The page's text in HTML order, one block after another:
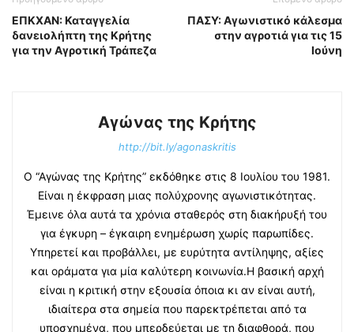
ΕΠΚΧΑΝ: Καταγγελία
δανειολήπτη της Κρήτης
για την Αγροτική Τράπεζα
ΠΑΣΥ: Αγωνιστικό κάλεσμα
στην αγροτιά για τις 15
Ιούνη
Αγώνας της Κρήτης
http://bit.ly/agonaskritis
Ο “Αγώνας της Κρήτης” εκδόθηκε στις 8 Ιουλίου του 1981.
Είναι η έκφραση μιας πολύχρονης αγωνιστικότητας.
Έμεινε όλα αυτά τα χρόνια σταθερός στη διακήρυξή του
για έγκυρη – έγκαιρη ενημέρωση χωρίς παρωπίδες.
Υπηρετεί και προβάλλει, με ευρύτητα αντίληψης, αξίες
και οράματα για μία καλύτερη κοινωνία.Η βασική αρχή
είναι η κριτική στην εξουσία όποια κι αν είναι αυτή,
ιδιαίτερα στα σημεία που παρεκτρέπεται από τα
υποσχημένα, που μπερδεύεται με τη διαφθορά, που